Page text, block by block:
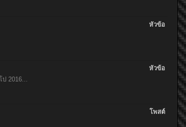
หัวข้อ
หัวข้อ
2016​...
โพสต์